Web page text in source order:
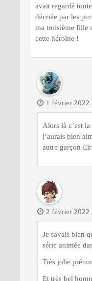
avait regardé
décriée par les
ma troisième fille
cette héroïne !
1 février 2022
Alors là c’est
j’aurais bien
autre garçon
2 février 2022
Je savais bien
série animée
Très jolie
Et très bel